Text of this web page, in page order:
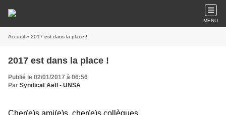
MENU
Accueil » 2017 est dans la place !
2017 est dans la place !
Publié le 02/01/2017 à 06:56
Par Syndicat AetI - UNSA
Cher(e)s ami(e)s, cher(e)s collègues,